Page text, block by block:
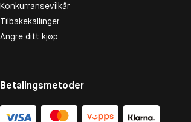
Konkurransevilkår
Tilbakekallinger
Angre ditt kjøp
Betalingsmetoder